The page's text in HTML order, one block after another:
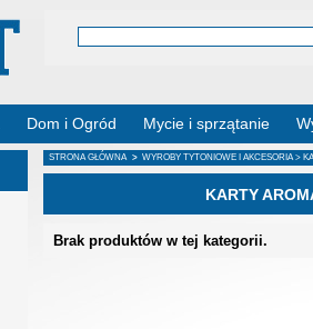
Dom i Ogród Mycie i sprzątanie
STRONA GŁÓWNA > WYROBY TYTONIOWE I AKCESORIA >
KARTY
Brak produktów w tej kategorii.